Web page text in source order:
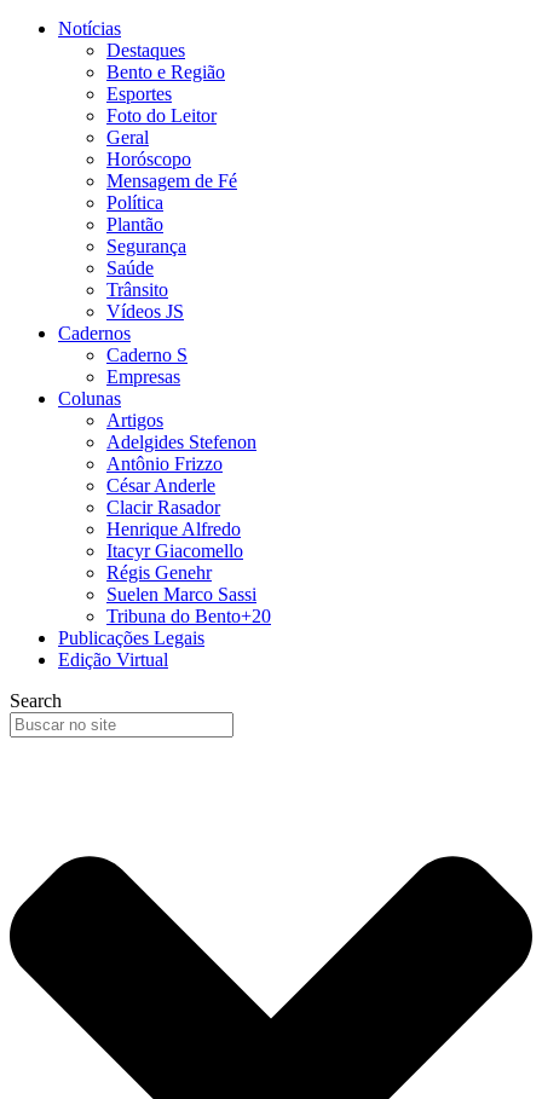
Notícias
Destaques
Bento e Região
Esportes
Foto do Leitor
Geral
Horóscopo
Mensagem de Fé
Política
Plantão
Segurança
Saúde
Trânsito
Vídeos JS
Cadernos
Caderno S
Empresas
Colunas
Artigos
Adelgides Stefenon
Antônio Frizzo
César Anderle
Clacir Rasador
Henrique Alfredo
Itacyr Giacomello
Régis Genehr
Suelen Marco Sassi
Tribuna do Bento+20
Publicações Legais
Edição Virtual
Search